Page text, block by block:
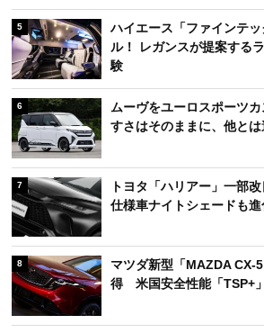
5
ハイエース「ファインテ
ル！ レガンスが提案する
験
6
ムーヴをユーロスポーツ
すさはそのままに、他と
7
トヨタ「ハリアー」一部
仕様車ナイトシェードも進
8
マツダ新型「MAZDA CX-
得 米国安全性能「TSP+